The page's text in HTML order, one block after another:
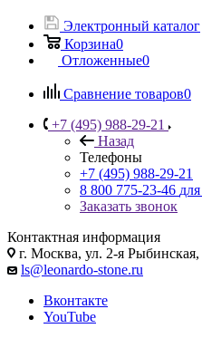
Электронный каталог
Корзина0
Отложенные0
Сравнение товаров0
+7 (495) 988-29-21
Назад
Телефоны
+7 (495) 988-29-21
8 800 775-23-46
Заказать звонок
Контактная информация
г. Москва, ул. 2-я
ls@leonardo-stone.ru
Вконтакте
YouTube